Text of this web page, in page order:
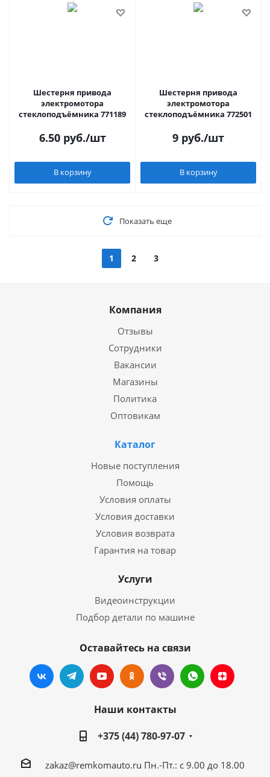
Шестерня привода
электромотора
стеклоподъёмника 771189
6.50руб./шт
В корзину
Шестерня привода
электромотора
стеклоподъёмника 772501
9 руб./шт
В корзину
Показать еще
1 2 3
Компания
Отзывы
Сотрудники
Вакансии
Магазины
Политика
Оптовикам
Каталог
Новые поступления
Помощь
Условия оплаты
Условия доставки
Условия возврата
Гарантия на товар
Услуги
Видеоинструкции
Подбор детали по машине
Оставайтесь на связи
Наши контакты
+375 (44) 780-97-07
zakaz@remkomauto.ru Пн.-Пт.: с 9.00 до 18.00